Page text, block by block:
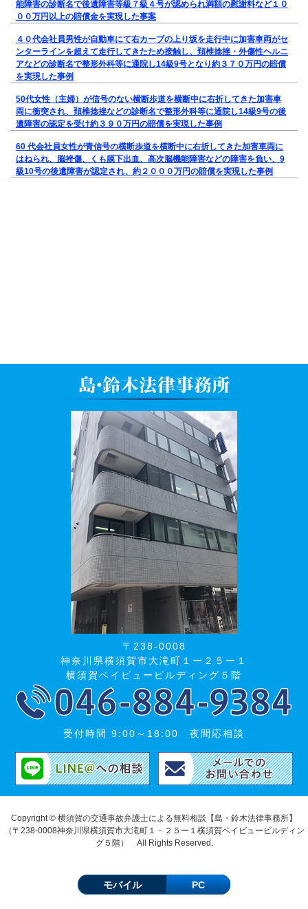
能障害の診断名で後遺障害等級７級４号が認められ満額の慰謝料など１０
００万円以上の賠償金を実現した事案
４０代会社員男性が自動車にて右カーブの上り坂を走行中に加害車両がセ
ンターラインを超えて走行してきたため接触し、頚椎捻挫・外傷性ヘルニ
アなどの診断名で整形外科等に通院し14級9号となり約３７０万円の賠償
を実現した事例
50代女性（主婦）が信号のない横断歩道を横断中に右折してきた加害車
両に衝突され、頚椎捻挫などの診断名で整形外科等に通院し14級9号の後
遺障害の認定を受け約３９０万円の賠償を実現した事例
60 代会社員女性が青信号の横断歩道を横断中に右折してきた加害車両に
はねられ、脳挫傷、くも膜下出血、高次脳機能障害などの障害を負い、9
級10号の後遺障害が認定され、約２０００万円の賠償を実現した事例
〒238-0008
神奈川県横須賀市大滝町１ー２５ー１
横須賀ベイビュービルディング５階
受付時間 9:00～18:00 夜間応相談
Copyright © 横須賀の交通事故弁護士による無料相談【島・鈴木法律事務所】
（〒238-0008神奈川県横須賀市大滝町１－２５ー１横須賀ベイビュービルディン
グ５階） All Rights Reserved.
モバイル PC